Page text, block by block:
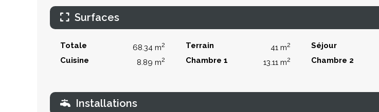
Surfaces
Totale 68.34 m2 Terrain 41 m2 Séjour
Cuisine 8.89 m2 Chambre 1 13.11 m2 Chambre 2
Installations